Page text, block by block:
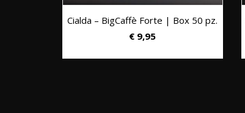
Cialda – BigCaffè Forte | Box 50 pz.
€ 9,95